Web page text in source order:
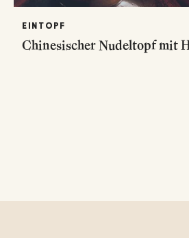
EINTOPF
Chinesischer Nudeltopf mit